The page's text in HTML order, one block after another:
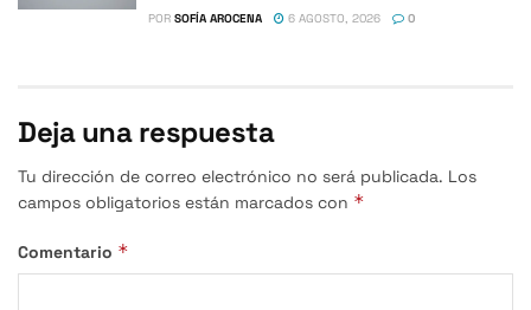
POR SOFÍA AROCENA 6 AGOSTO, 2026 0
Deja una respuesta
Tu dirección de correo electrónico no será publicada. Los
campos obligatorios están marcados con *
Comentario *